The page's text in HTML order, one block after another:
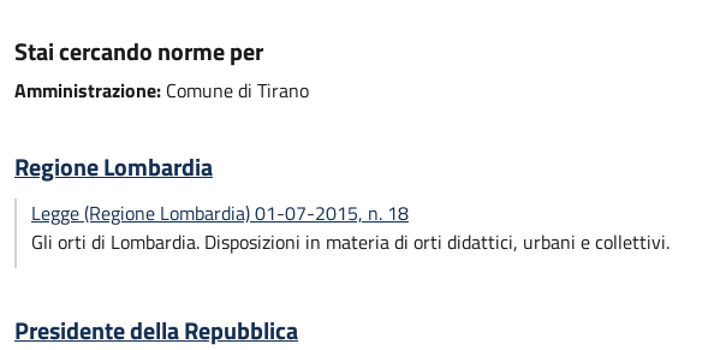
Stai cercando norme per
Amministrazione: Comune di Tirano
Regione Lombardia
Legge (Regione Lombardia) 01-07-2015, n. 18
Gli orti di Lombardia. Disposizioni in materia di orti didattici, urbani e collettivi.
Presidente della Repubblica